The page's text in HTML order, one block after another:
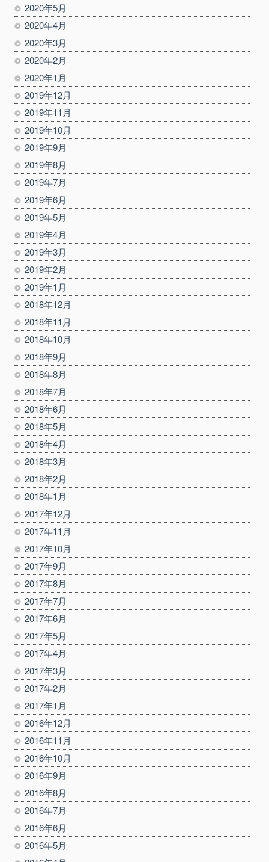
2020年5月
2020年4月
2020年3月
2020年2月
2020年1月
2019年12月
2019年11月
2019年10月
2019年9月
2019年8月
2019年7月
2019年6月
2019年5月
2019年4月
2019年3月
2019年2月
2019年1月
2018年12月
2018年11月
2018年10月
2018年9月
2018年8月
2018年7月
2018年6月
2018年5月
2018年4月
2018年3月
2018年2月
2018年1月
2017年12月
2017年11月
2017年10月
2017年9月
2017年8月
2017年7月
2017年6月
2017年5月
2017年4月
2017年3月
2017年2月
2017年1月
2016年12月
2016年11月
2016年10月
2016年9月
2016年8月
2016年7月
2016年6月
2016年5月